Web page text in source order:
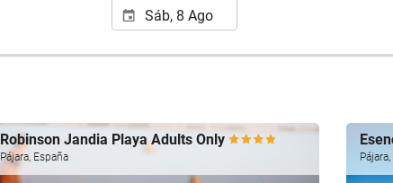
Robinson Jandia Playa Adults Only
Pájara, España